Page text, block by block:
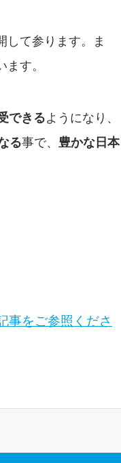
して参ります。ま
ます。
できるようになり、
る事で、 豊かな日本
事をご参照くださ